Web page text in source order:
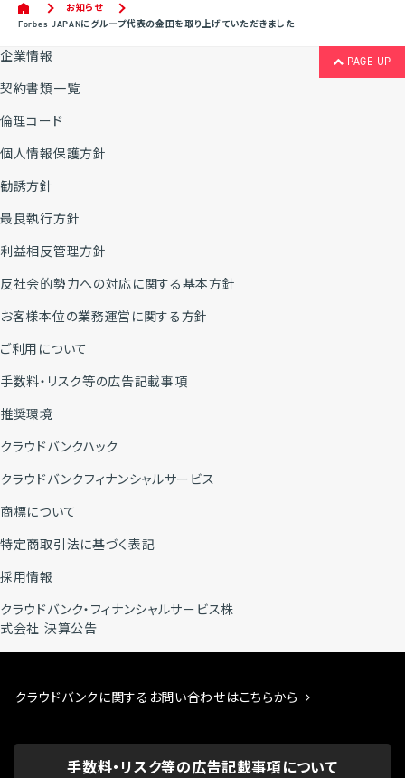
お知らせ
Forbes JAPANにグループ代表の金田を取り上げていただきました
PAGE UP
企業情報
契約書類一覧
倫理コード
個人情報保護方針
勧誘方針
最良執行方針
利益相反管理方針
反社会的勢力への対応に関する基本方針
お客様本位の業務運営に関する方針
ご利用について
手数料・リスク等の広告記載事項
推奨環境
クラウドバンクハック
クラウドバンクフィナンシャルサービス
商標について
特定商取引法に基づく表記
採用情報
クラウドバンク・フィナンシャルサービス株
式会社 決算公告
クラウドバンクに関するお問い合わせはこちらから
手数料・リスク等の広告記載事項について